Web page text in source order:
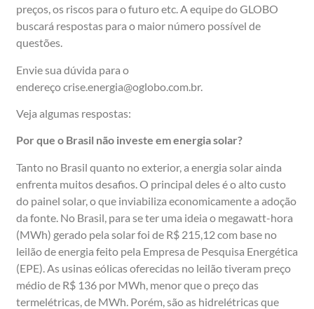
preços, os riscos para o futuro etc. A equipe do GLOBO
buscará respostas para o maior número possível de
questões.
Envie sua dúvida para o
endereço crise.energia@oglobo.com.br.
Veja algumas respostas:
Por que o Brasil não investe em energia solar?
Tanto no Brasil quanto no exterior, a energia solar ainda
enfrenta muitos desafios. O principal deles é o alto custo
do painel solar, o que inviabiliza economicamente a adoção
da fonte. No Brasil, para se ter uma ideia o megawatt-hora
(MWh) gerado pela solar foi de R$ 215,12 com base no
leilão de energia feito pela Empresa de Pesquisa Energética
(EPE). As usinas eólicas oferecidas no leilão tiveram preço
médio de R$ 136 por MWh, menor que o preço das
termelétricas, de MWh. Porém, são as hidrelétricas que